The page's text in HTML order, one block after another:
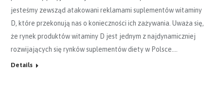
jesteśmy zewsząd atakowani reklamami suplementów witaminy
D, które przekonują nas o konieczności ich zażywania. Uważa się,
że rynek produktów witaminy D jest jednym z najdynamiczniej
rozwijających się rynków suplementów diety w Polsce.…
Details